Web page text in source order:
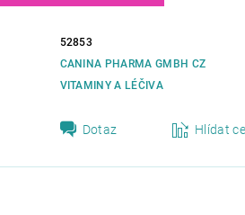
52853
CANINA PHARMA GMBH CZ
VITAMINY A LÉČIVA
Dotaz Hlídat